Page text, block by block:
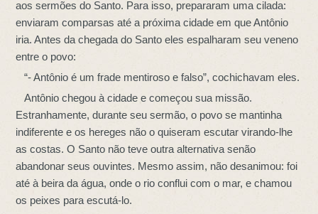
aos sermões do Santo. Para isso, prepararam uma cilada:
enviaram comparsas até a próxima cidade em que Antônio
iria. Antes da chegada do Santo eles espalharam seu veneno
entre o povo:
“- Antônio é um frade mentiroso e falso”, cochichavam eles.
Antônio chegou à cidade e começou sua missão.
Estranhamente, durante seu sermão, o povo se mantinha
indiferente e os hereges não o quiseram escutar virando-lhe
as costas. O Santo não teve outra alternativa senão
abandonar seus ouvintes. Mesmo assim, não desanimou: foi
até à beira da água, onde o rio conflui com o mar, e chamou
os peixes para escutá-lo.